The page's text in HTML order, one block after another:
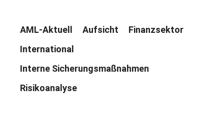
AML-Aktuell Aufsicht
Finanzsektor
International
Interne Sicherungsmaßnahmen
Risikoanalyse